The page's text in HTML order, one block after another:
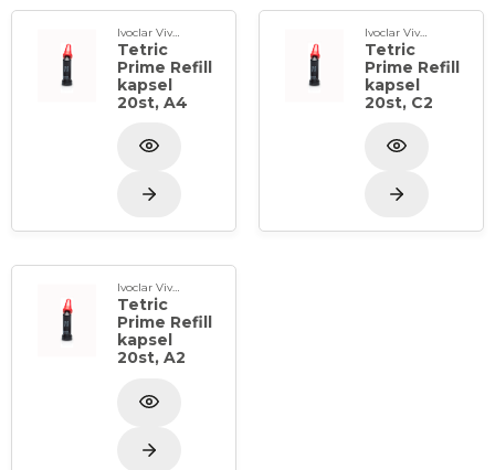
Ivoclar Vivadent
Tetric
Prime Refill
kapsel
20st, A4
Ivoclar Vivadent
Tetric
Prime Refill
kapsel
20st, C2
Ivoclar Vivadent
Tetric
Prime Refill
kapsel
20st, A2